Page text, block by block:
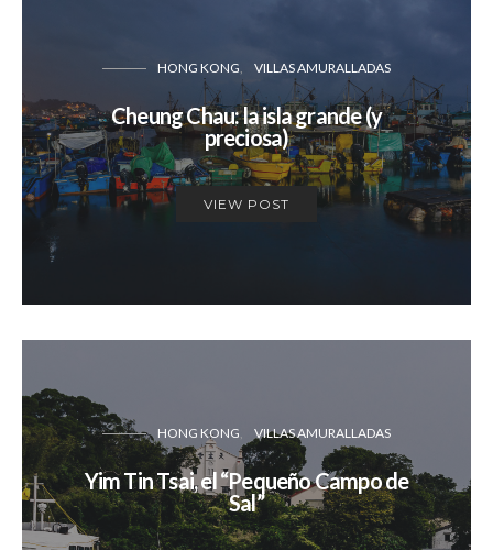
HONG KONG VILLAS AMURALLADAS
Cheung Chau: la isla grande (y
preciosa)
VIEW POST
HONG KONG VILLAS AMURALLADAS
Yim Tin Tsai, el “Pequeño Campo de
Sal”